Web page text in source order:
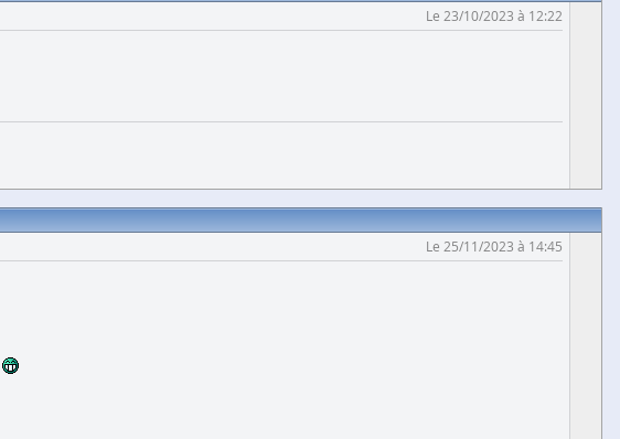
Le 23/10/2023 à 12:22
Le 25/11/2023 à 14:45